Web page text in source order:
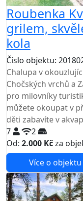
Roubenka
grilem,
kola
Číslo objektu:
Chalupa v
Chočských vrchů a
pro milovníky
můžete okoupat v
děti zabavíte v
7
2
Od: 2.000 Kčza
Více o objektu